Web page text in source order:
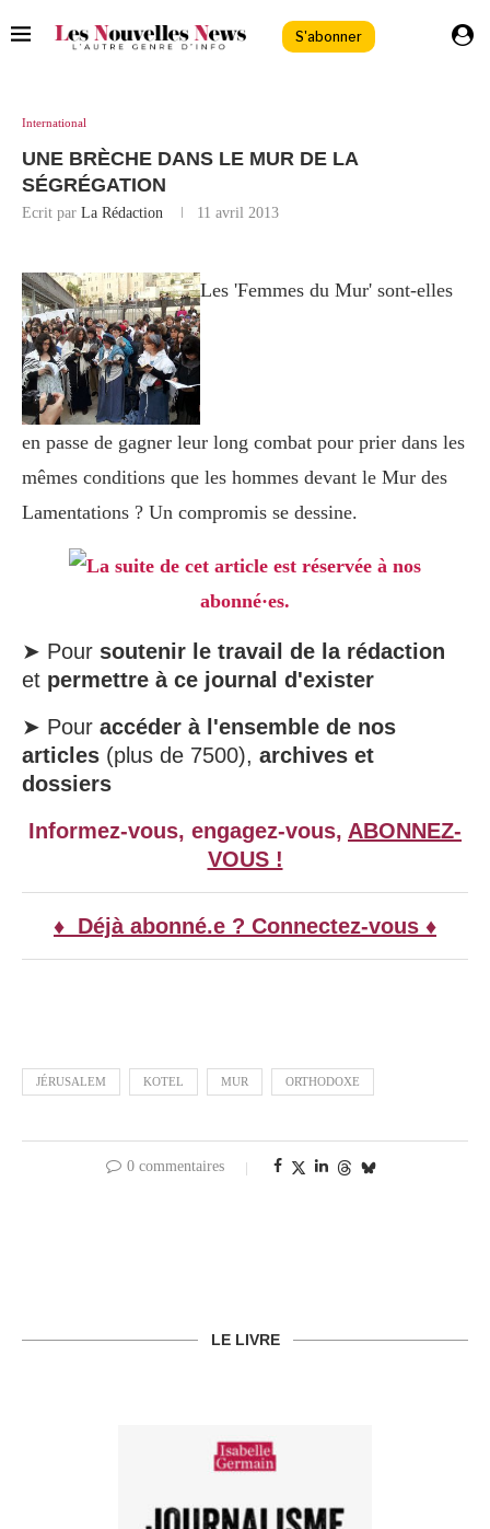
S'abonner
International
UNE BRÈCHE DANS LE MUR DE LA
SÉGRÉGATION
Ecrit par La Rédaction 11 avril 2013
Les 'Femmes du Mur' sont-elles
en passe de gagner leur long combat pour prier dans les
mêmes conditions que les hommes devant le Mur des
Lamentations ? Un compromis se dessine.
La suite de cet article est réservée à nos
abonné·es.
➤ Pour soutenir le travail de la rédaction
et permettre à ce journal d'exister
➤ Pour accéder à l'ensemble de nos
articles (plus de 7500), archives et
dossiers
Informez-vous, engagez-vous, ABONNEZ-
VOUS !
♦ Déjà abonné.e ? Connectez-vous ♦
JÉRUSALEM KOTEL MUR ORTHODOXE
0 commentaires
LE LIVRE